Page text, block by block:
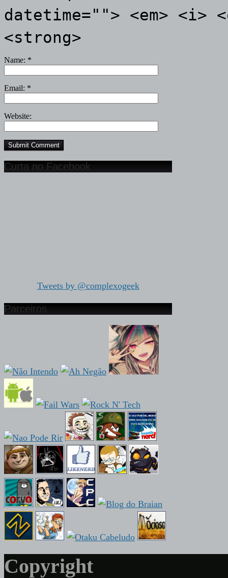
datetime=""> <em> <i>
<strong>
Name: *
Email: *
Website:
Curta no Facebook
Tweets by @complexogeek
Parceiros
Copyright